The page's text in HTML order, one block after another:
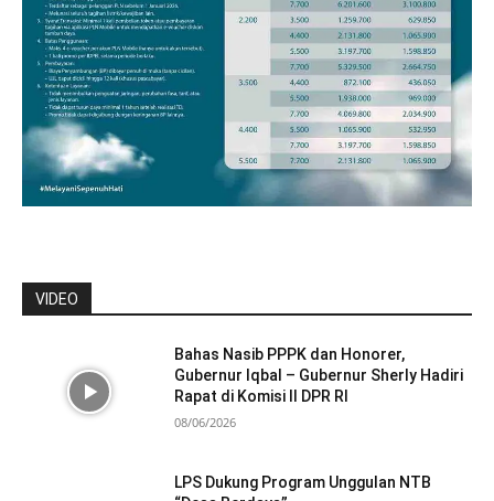
VIDEO
Bahas Nasib PPPK dan Honorer,
Gubernur Iqbal – Gubernur Sherly Hadiri
Rapat di Komisi II DPR RI
08/06/2026
LPS Dukung Program Unggulan NTB